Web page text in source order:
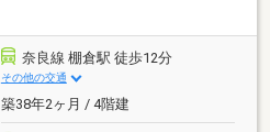
奈良線 棚倉駅 徒歩12分
その他の交通
築38年2ヶ月 / 4階建